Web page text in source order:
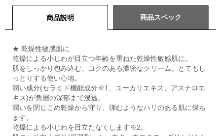
商品説明 商品スペック
★ 乾燥性敏感肌に
乾燥による小じわが目立つ年齢を重ねた乾燥性敏感肌に。
肌をしっかり包み込む、コクのある濃密なクリーム。とてもし
っとりする使い心地。
潤い成分(セラミド機能成分※1、ユーカリエキス、アスナロエ
キス)が角層の深部まで浸透。
潤いを閉じこめ乾燥から守り、弾むようなハリのある肌に保ち
ます。
乾燥による小じわを目立たなくします※2。